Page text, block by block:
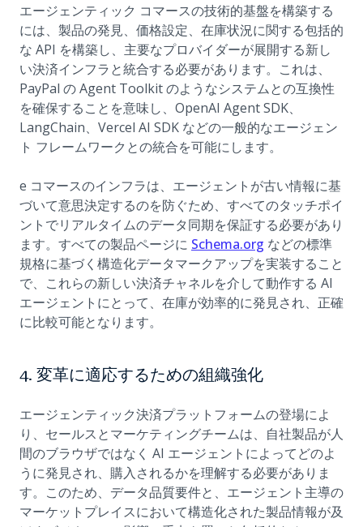
エージェンティック コマースの技術的基盤を構築する
には、製品の発見、価格設定、在庫状況に関する包括的
な API を構築し、主要なプロバイダーが展開する新し
い決済インフラと統合する必要があります。これは、
PayPal の Agent Toolkit のようなシステムとの互換性
を確保することを意味し、OpenAI Agent SDK、
LangChain、Vercel AI SDK などの一般的なエージェン
ト フレームワークとの統合を可能にします。
e コマースのインフラは、エージェントが古い情報に基
づいて意思決定するのを防ぐため、すべてのタッチポイ
ントでリアルタイムのデータ同期を保証する必要があり
ます。すべての製品ページに Schema.org (opens in a
などの標準
規格に基づく構造化データマークアップを実装すること
で、これらの新しい決済チャネルを介して動作する AI
エージェントにとって、在庫が効率的に発見され、正確
に比較可能となります。
4. 変革に適応するための組織強化
エージェンティック決済プラットフォームの登場によ
り、セールスとマーケティングチームは、自社製品が人
間のブラウザではなく AI エージェントによってどのよ
うに発見され、購入されるかを理解する必要がありま
す。このため、データ品質要件と、エージェント主導の
マーケットプレイスにおいて構造化された製品情報が及